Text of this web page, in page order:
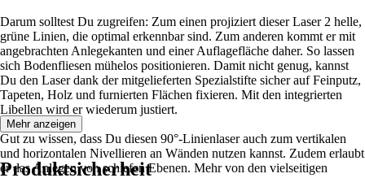
Darum solltest Du zugreifen: Zum einen projiziert dieser Laser 2 helle,
grüne Linien, die optimal erkennbar sind. Zum anderen kommt er mit
angebrachten Anlegekanten und einer Auflagefläche daher. So lassen
sich Bodenfliesen mühelos positionieren. Damit nicht genug, kannst
Du den Laser dank der mitgelieferten Spezialstifte sicher auf Feinputz,
Tapeten, Holz und furnierten Flächen fixieren. Mit den integrierten
Libellen wird er wiederum justiert.
Gut zu wissen, dass Du diesen 90°-Linienlaser auch zum vertikalen
und horizontalen Nivellieren an Wänden nutzen kannst. Zudem erlaubt
er das Anlegen von schiefen Ebenen. Mehr von den vielseitigen
Mehr anzeigen
Produktsicherheit